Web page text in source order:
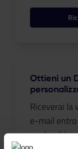
Ottieni un
Riceverai la
e-mail
conterrà i